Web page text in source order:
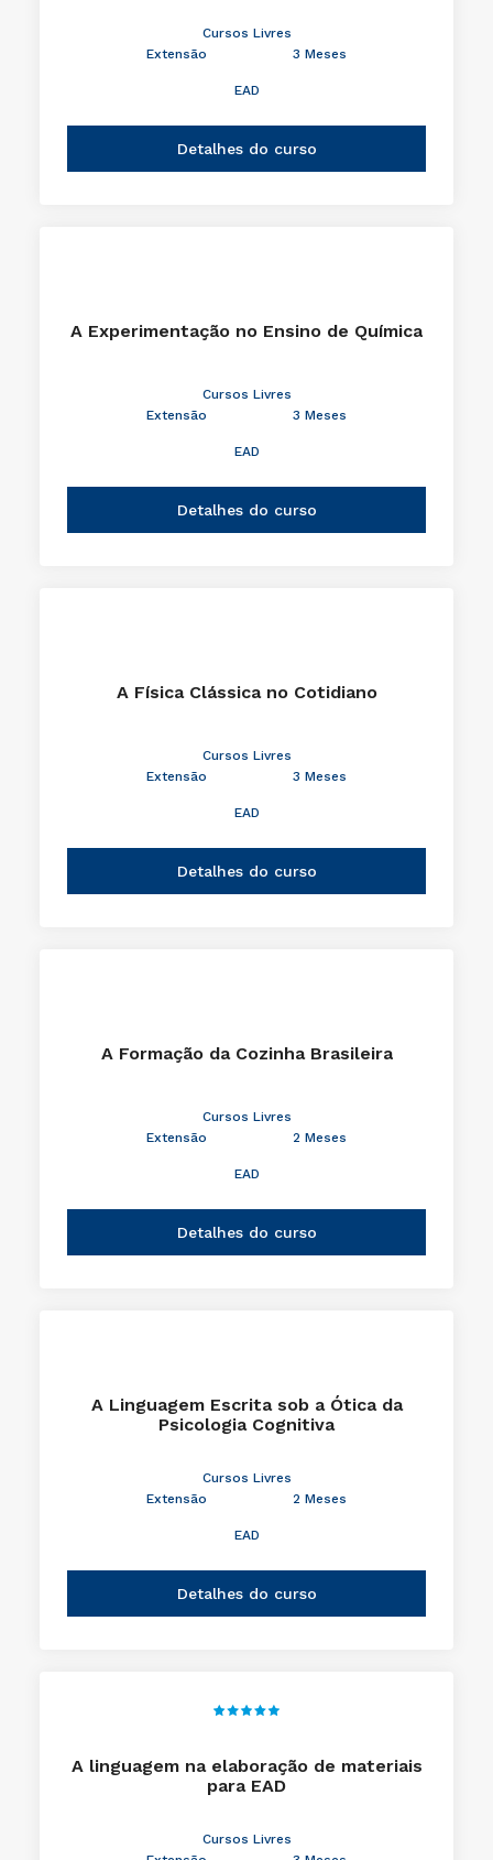
Cursos Livres
Extensão
3 Meses
EAD
Detalhes do curso
A Experimentação no Ensino de Química
Cursos Livres
Extensão
3 Meses
EAD
Detalhes do curso
A Física Clássica no Cotidiano
Cursos Livres
Extensão
3 Meses
EAD
Detalhes do curso
A Formação da Cozinha Brasileira
Cursos Livres
Extensão
2 Meses
EAD
Detalhes do curso
A Linguagem Escrita sob a Ótica da
Psicologia Cognitiva
Cursos Livres
Extensão
2 Meses
EAD
Detalhes do curso
A linguagem na elaboração de materiais
para EAD
Cursos Livres